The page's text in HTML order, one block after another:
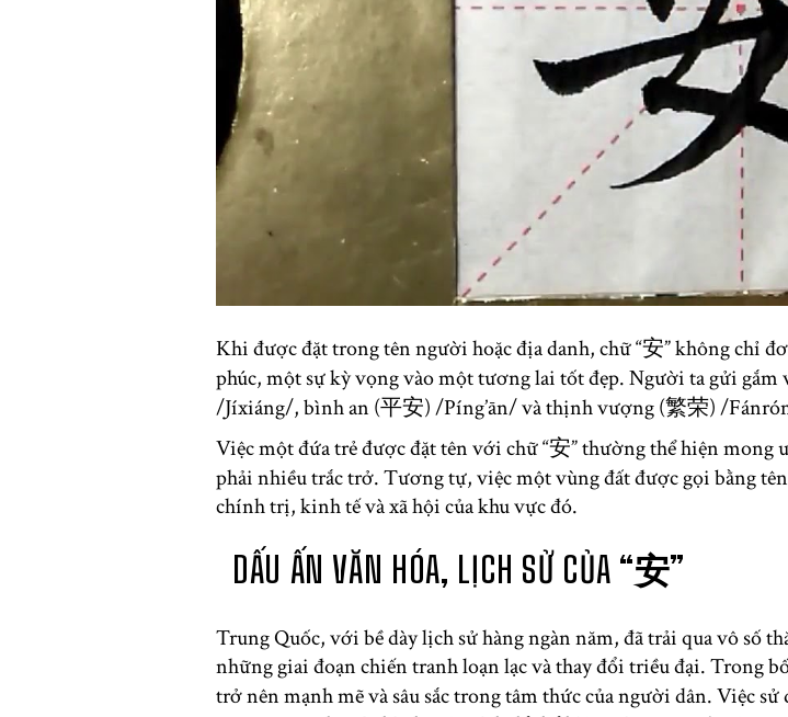
Khi được đặt trong tên người hoặc địa danh, chữ “安” không chỉ
phúc, một sự kỳ vọng vào một tương lai tốt đẹp. Người ta gửi
/Jíxiáng/, bình an (平安) /Píng’ān/ và thịnh vượng (繁荣) /
Việc một đứa trẻ được đặt tên với chữ “安” thường thể hiện mong
phải nhiều trắc trở. Tương tự, việc một vùng đất được gọi bằng
chính trị, kinh tế và xã hội của khu vực đó.
DẤU ẤN VĂN HÓA, LỊCH SỬ CỦA “安”
Trung Quốc, với bề dày lịch sử hàng ngàn năm, đã trải qua vô
những giai đoạn chiến tranh loạn lạc và thay đổi triều đại. Trong
trở nên mạnh mẽ và sâu sắc trong tâm thức của người dân. Việc